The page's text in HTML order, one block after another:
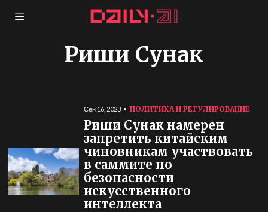
Риши Сунак
Сен 16, 2023 ПОЛИТИКА И РЕГУЛИРОВАНИЕ
Риши Сунак намерен
запретить китайским
чиновникам участвовать
в саммите по
безопасности
искусственного
интеллекта